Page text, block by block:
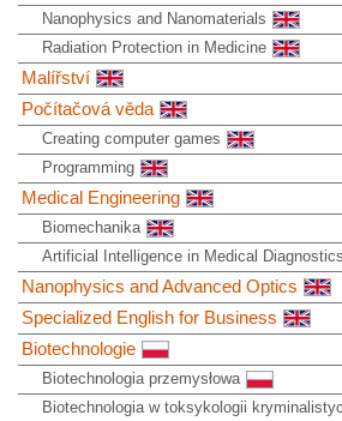
Nanophysics and Nanomaterials
Radiation Protection in Medicine
Malířství
Počítačová věda
Creating computer games
Programming
Medical Engineering
Biomechanika
Artificial Intelligence in Medical Diagnostics
Nanophysics and Advanced Optics
Specialized English for Business
Biotechnologie
Biotechnologia przemysłowa
Biotechnologia w toksykologii